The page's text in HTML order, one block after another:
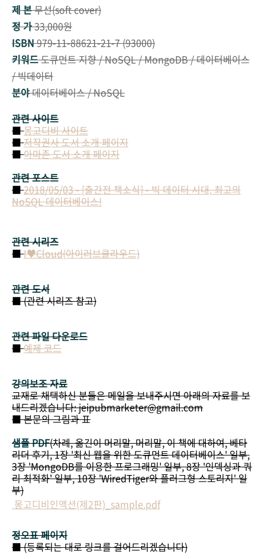
제 본무선(soft cover)
정 가33,000원
ISBN979-11-88621-21-7 (93000)
키워드도큐먼트 지향 / NoSQL / MongoDB / 데이터베이스
/ 빅데이터
분야데이터베이스 / NoSQL
관련 사이트
■몽고디비 사이트
■저작권사 도서 소개 페이지
■아마존 도서 소개 페이지
관련 포스트
■2018/05/03 - [출간전 책소식] - 빅 데이터 시대, 최고의
NoSQL 데이터베이스!
관련 시리즈
■I♥Cloud(아이러브클라우드)
관련 도서
■ (관련 시리즈 참고)
관련 파일 다운로드
■예제 코드
강의보조 자료
교재로 채택하신 분들은 메일을 보내주시면 아래의 자료를 보
내드리겠습니다: jeipubmarketer@gmail.com
■ 본문의 그림과 표
샘플 PDF(차례, 옮긴이 머리말, 머리말, 이 책에 대하여, 베타
리더 후기, 1장 '최신 웹을 위한 도큐먼트 데이터베이스' 일부,
3장 'MongoDB를 이용한 프로그래밍' 일부, 8장 '인덱싱과 쿼
리 최적화' 일부, 10장 'WiredTiger와 플러그형 스토리지' 일
부)
몽고디비인액션(제2판)_sample.pdf
정오표 페이지
■ (등록되는 대로 링크를 걸어드리겠습니다)